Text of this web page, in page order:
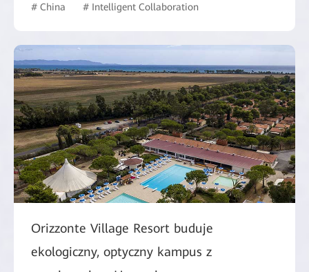
# China # Intelligent Collaboration
Orizzonte Village Resort buduje
ekologiczny, optyczny kampus z